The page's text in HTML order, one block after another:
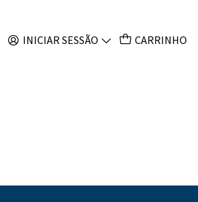
INICIAR SESSÃO CARRINHO